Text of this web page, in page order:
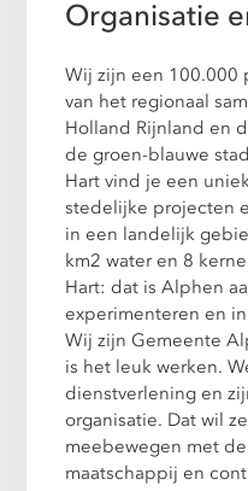
Organisatie
Wij zijn een 100.000
van het regionaal
Holland Rijnland en
de groen-blauwe
Hart vind je een
stedelijke projecten
in een landelijk
km2 water en 8
Hart: dat is Alphen
experimenteren en
Wij zijn Gemeente
is het leuk werken.
dienstverlening en
organisatie. Dat wil
meebewegen met
maatschappij en